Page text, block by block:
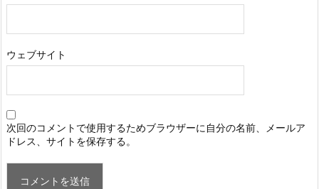
ウェブサイト
次回のコメントで使用するためブラウザーに自分の名前、メールア
ドレス、サイトを保存する。